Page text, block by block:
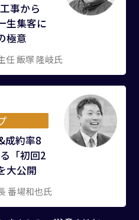
事から
生集客に
極意
任 飯塚 隆岐氏
成約率8
「初回2
大公開
番場和也氏